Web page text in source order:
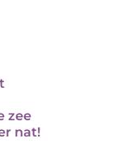
zee
nat!